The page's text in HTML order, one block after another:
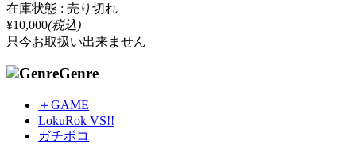
在庫状態 : 売り切れ
¥10,000(税込)
只今お取扱い出来ません
Genre
＋GAME
LokuRok VS!!
ガチボコ